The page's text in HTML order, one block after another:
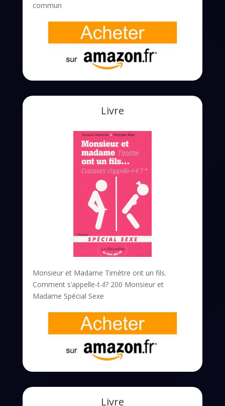
commun
Livre
Monsieur et Madame Timètre ont un fils.
Comment s’appelle-t-il? 200 Monsieur et
Madame Spécial Sexe
Livre